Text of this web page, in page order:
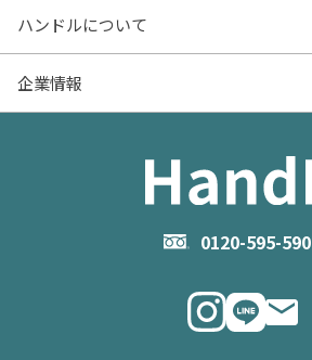
0120-595-590
価格更新した物件
物件一覧
お役立ち記事（売却）
- マンション売却
- お金のこと
- 住まいの手引き サイトマップ
物件購入のご相談
住み替えのご相談
物件掲載に関するお問い合わせ
ハンドルについて
ハンドルとは
企業情報